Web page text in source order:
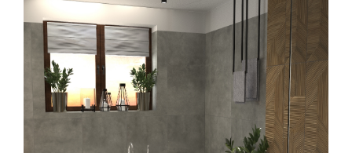
Łazienka – Domowe SPA